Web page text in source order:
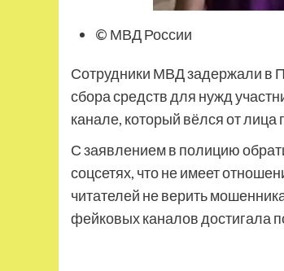
© МВД России
Сотрудники МВД задержали в
сбора средств для нужд
канале, который вёлся от
С заявлением в полицию
соцсетях, что не имеет
читателей не верить
фейковых каналов достигала